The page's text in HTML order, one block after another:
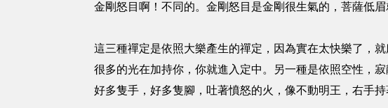
金剛怒目啊！不同的。金剛怒目是金剛很生氣的，菩薩低
這三種禪定是依照大樂產生的禪定，因為實在太快樂了，
很多的光在加持你，你就進入定中。另一種是依照空性，
好多隻手，好多隻腳，吐著憤怒的火，像不動明王，右手